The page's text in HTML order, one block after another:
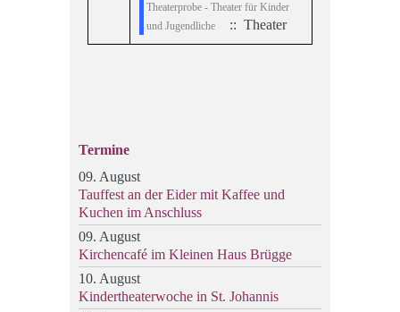
Theaterprobe - Theater für Kinder
und Jugendliche
:: Theater
Termine
09. August
Tauffest an der Eider mit Kaffee und
Kuchen im Anschluss
09. August
Kirchencafé im Kleinen Haus Brügge
10. August
Kindertheaterwoche in St. Johannis